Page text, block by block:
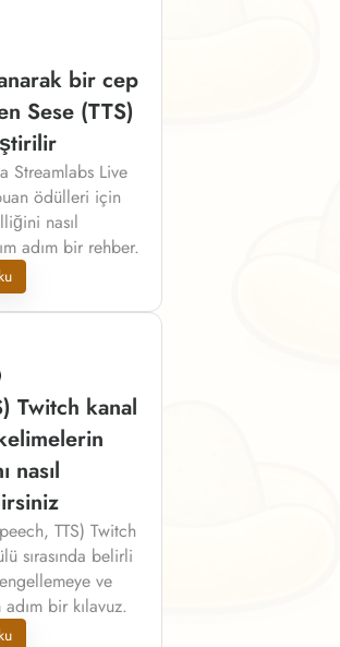
bir cep
Sese (TTS)
Streamlabs Live
ödülleri için
nasıl
adım bir rehber.
Twitch kanal
nasıl
TTS) Twitch
sırasında belirli
ve
bir kılavuz.